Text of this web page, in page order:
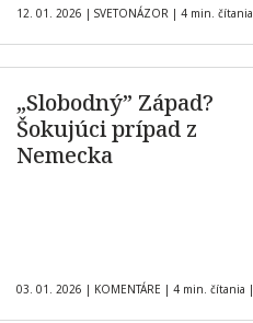
12. 01. 2026 | SVETONÁZOR | 4 min. čítania
„Slobodný” Západ?
Šokujúci prípad z
Nemecka
03. 01. 2026 | KOMENTÁRE | 4 min. čítania |